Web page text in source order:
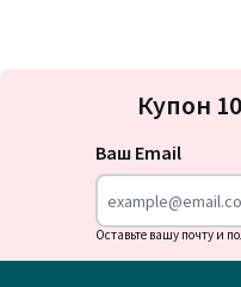
Купон
Ваш Email
Оставьте вашу почту и